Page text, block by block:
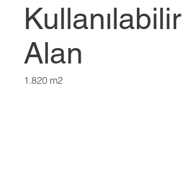
Kullanılabilir
Alan
1.820 m2